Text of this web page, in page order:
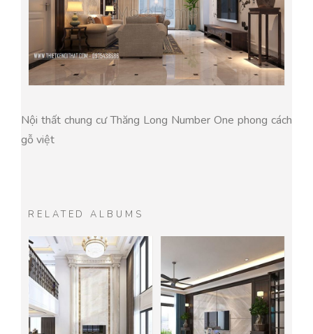
Nội thất chung cư Thăng Long Number One phong cách
gỗ việt
RELATED ALBUMS